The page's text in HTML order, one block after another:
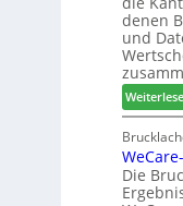
denen
und
Die